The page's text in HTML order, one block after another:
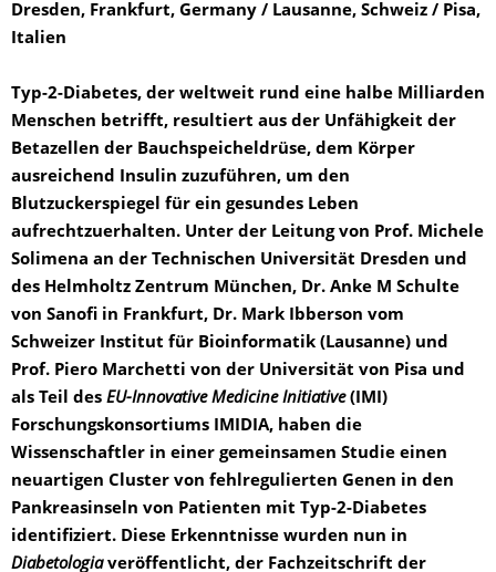
Dresden, Frankfurt, Germany / Lausanne, Schweiz / Pisa,
Italien
Typ-2-Diabetes, der weltweit rund eine halbe Milliarden
Menschen betrifft, resultiert aus der Unfähigkeit der
Betazellen der Bauchspeicheldrüse, dem Körper
ausreichend Insulin zuzuführen, um den
Blutzuckerspiegel für ein gesundes Leben
aufrechtzuerhalten. Unter der Leitung von Prof. Michele
Solimena an der Technischen Universität Dresden und
des Helmholtz Zentrum München, Dr. Anke M Schulte
von Sanofi in Frankfurt, Dr. Mark Ibberson vom
Schweizer Institut für Bioinformatik (Lausanne) und
Prof. Piero Marchetti von der Universität von Pisa und
als Teil des EU-Innovative Medicine Initiative (IMI)
Forschungskonsortiums IMIDIA, haben die
Wissenschaftler in einer gemeinsamen Studie einen
neuartigen Cluster von fehlregulierten Genen in den
Pankreasinseln von Patienten mit Typ-2-Diabetes
identifiziert. Diese Erkenntnisse wurden nun in
Diabetologia veröffentlicht, der Fachzeitschrift der